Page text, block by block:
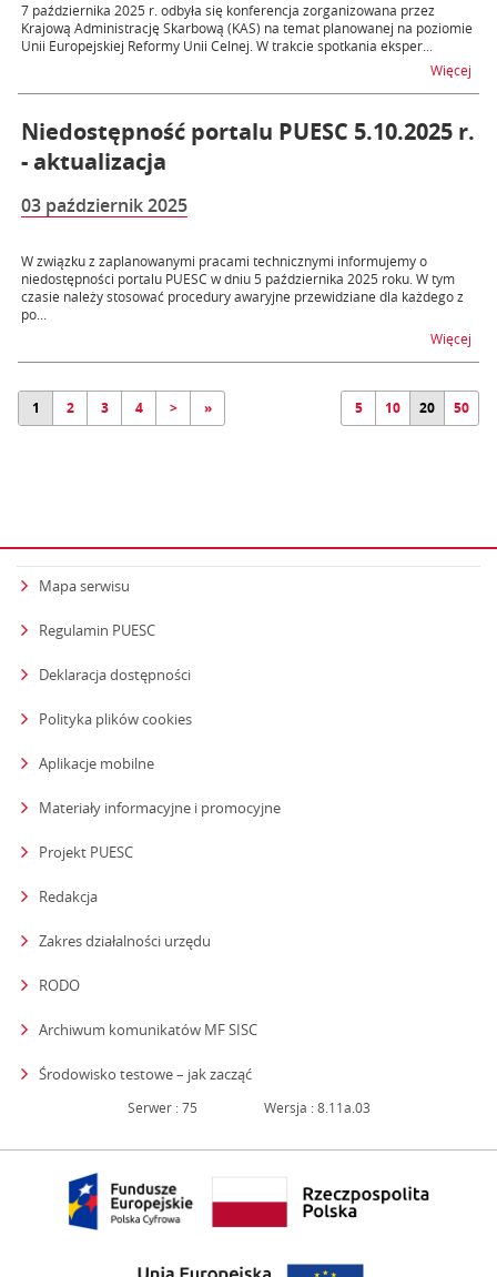
7 października 2025 r. odbyła się konferencja zorganizowana przez
Krajową Administrację Skarbową (KAS) na temat planowanej na poziomie
Unii Europejskiej Reformy Unii Celnej. W trakcie spotkania eksper...
Więcej
Niedostępność portalu PUESC 5.10.2025 r.
- aktualizacja
03 październik 2025
W związku z zaplanowanymi pracami technicznymi informujemy o
niedostępności portalu PUESC w dniu 5 października 2025 roku. W tym
czasie należy stosować procedury awaryjne przewidziane dla każdego z
po...
Więcej
1 2 3 4 > » 5 10 20 50
Mapa serwisu
Regulamin PUESC
Deklaracja dostępności
Polityka plików cookies
Aplikacje mobilne
Materiały informacyjne i promocyjne
Projekt PUESC
Redakcja
Zakres działalności urzędu
RODO
Archiwum komunikatów MF SISC
Środowisko testowe – jak zacząćstrona otwiera się w nowym oknie
Serwer : 75 Wersja : 8.11a.03